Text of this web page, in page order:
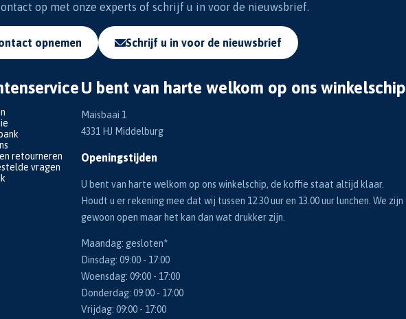
op met onze experts of schrijf u in voor de nieuwsbrief.
opnemen Schrijf u in voor de nieuwsbrief
retourneren
vragen
U bent van harte welkom op ons winkelschip
Maisbaai 1
4331 HJ Middelburg
Openingstijden
U bent van harte welkom op ons winkelschip, de koffie staat altijd klaar.
Houdt u er rekening mee dat wij tussen 12.30 uur en 13.00 uur lunchen. We zijn
gewoon open maar het kan dan wat drukker zijn.
Maandag: gesloten*
Dinsdag: 09:00 - 17:00
Woensdag: 09:00 - 17:00
Donderdag: 09:00 - 17:00
Vrijdag: 09:00 - 17:00